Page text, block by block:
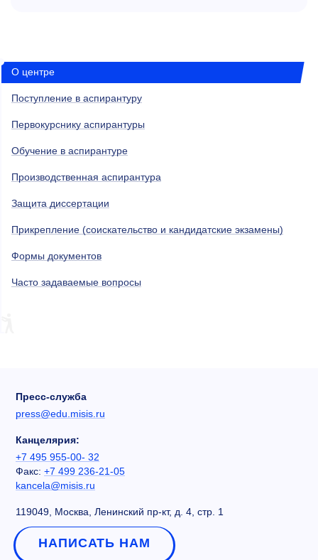
О центре
Поступление в аспирантуру
Первокурснику аспирантуры
Обучение в аспирантуре
Производственная аспирантура
Защита диссертации
Прикрепление (соискательство и кандидатские экзамены)
Формы документов
Часто задаваемые вопросы
Пресс-служба
press@edu.misis.ru
Канцелярия:
+7 495 955-00- 32
Факс: +7 499 236-21-05
kancela@misis.ru
119049, Москва, Ленинский пр-кт, д. 4, стр. 1
НАПИСАТЬ НАМ